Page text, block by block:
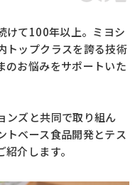
せ
けて100年以上。ミヨシ
トップクラスを誇る技術
のお悩みをサポートいた
ンズと共同で取り組ん
トベース食品開発とテス
介します。